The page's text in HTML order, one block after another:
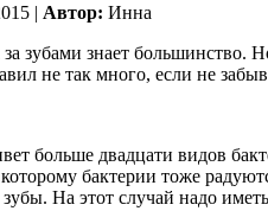
| Автор: Инна
зубами знает большинство.
не так много, если не
больше двадцати видов
которому бактерии тоже
зубы. На этот случай надо